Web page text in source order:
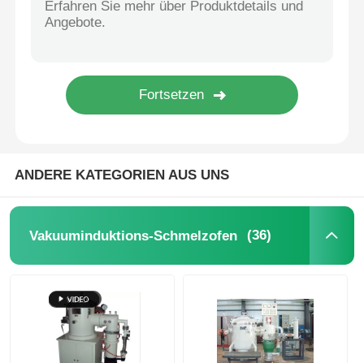
unterer Ofen des Autos
Industrieller Warmwasserkessel
Gasbetriebener Kessel
Industrielaborofen
Vakuumtrockenofen
ANDERE KATEGORIEN AUS UNS
Vakuuminduktions-Schmelzofen (36)